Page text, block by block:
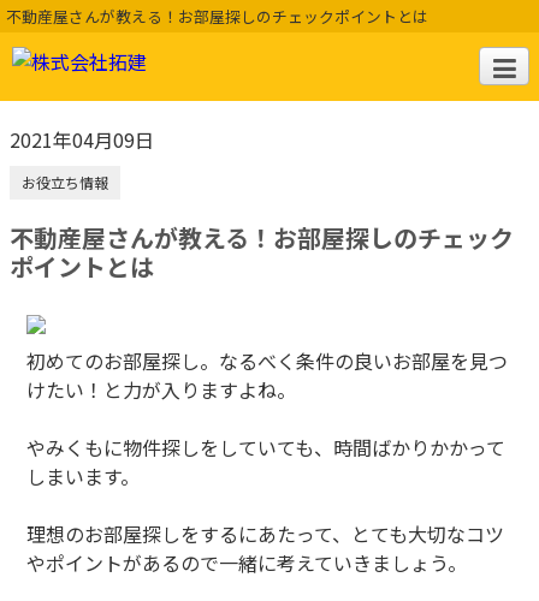
不動産屋さんが教える！お部屋探しのチェックポイントとは
2021年04月09日
お役立ち情報
不動産屋さんが教える！お部屋探しのチェック
ポイントとは
初めてのお部屋探し。なるべく条件の良いお部屋を見つ
けたい！と力が入りますよね。
やみくもに物件探しをしていても、時間ばかりかかって
しまいます。
理想のお部屋探しをするにあたって、とても大切なコツ
やポイントがあるので一緒に考えていきましょう。